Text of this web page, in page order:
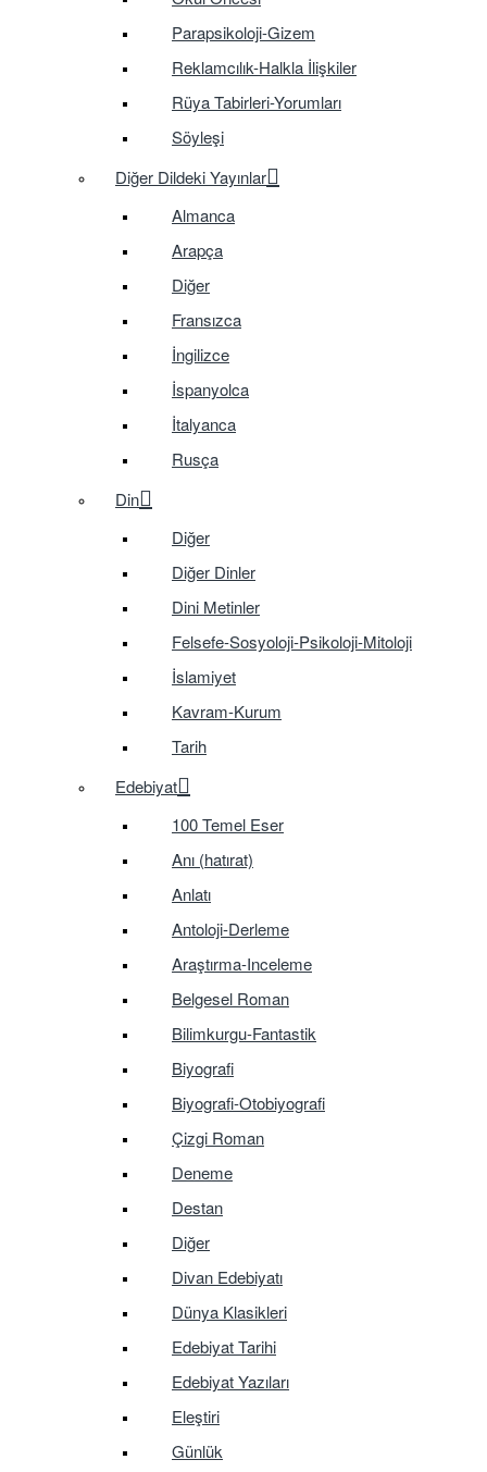
Parapsikoloji-Gizem
Reklamcılık-Halkla İlişkiler
Rüya Tabirleri-Yorumları
Söyleşi
Diğer Dildeki Yayınlar
Almanca
Arapça
Diğer
Fransızca
İngilizce
İspanyolca
İtalyanca
Rusça
Din
Diğer
Diğer Dinler
Dini Metinler
Felsefe-Sosyoloji-Psikoloji-Mitoloji
İslamiyet
Kavram-Kurum
Tarih
Edebiyat
100 Temel Eser
Anı (hatırat)
Anlatı
Antoloji-Derleme
Araştırma-Inceleme
Belgesel Roman
Bilimkurgu-Fantastik
Biyografi
Biyografi-Otobiyografi
Çizgi Roman
Deneme
Destan
Diğer
Divan Edebiyatı
Dünya Klasikleri
Edebiyat Tarihi
Edebiyat Yazıları
Eleştiri
Günlük